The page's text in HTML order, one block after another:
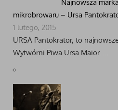
Najnowsza
mikrobrowaru – Ursa
1 lutego, 2015
URSA Pantokrator, to
Wytwórni Piwa Ursa Maior. …